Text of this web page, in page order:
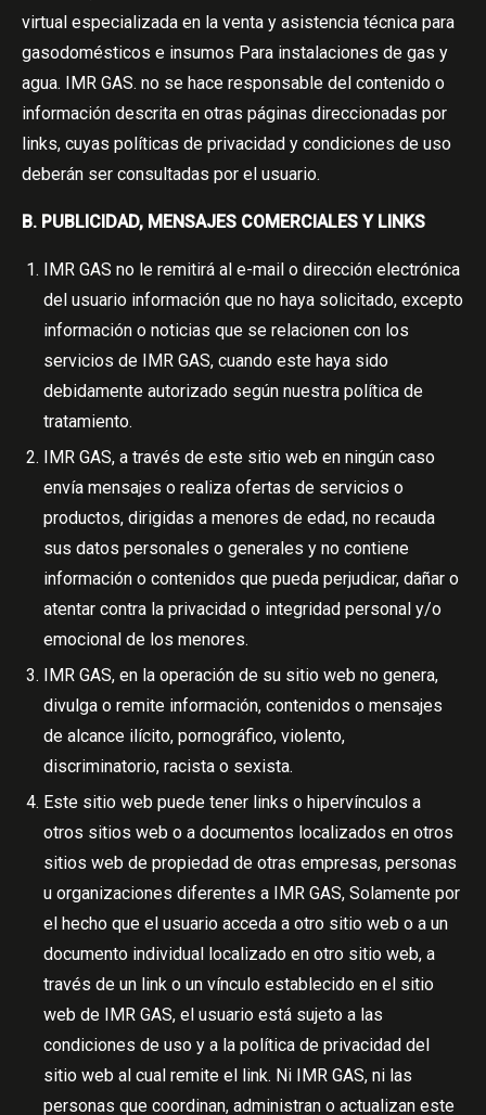
virtual especializada en la venta y asistencia técnica para
gasodomésticos e insumos Para instalaciones de gas y
agua. IMR GAS. no se hace responsable del contenido o
información descrita en otras páginas direccionadas por
links, cuyas políticas de privacidad y condiciones de uso
deberán ser consultadas por el usuario.
B. PUBLICIDAD, MENSAJES COMERCIALES Y LINKS
IMR GAS no le remitirá al e-mail o dirección electrónica
del usuario información que no haya solicitado, excepto
información o noticias que se relacionen con los
servicios de IMR GAS, cuando este haya sido
debidamente autorizado según nuestra política de
tratamiento.
IMR GAS, a través de este sitio web en ningún caso
envía mensajes o realiza ofertas de servicios o
productos, dirigidas a menores de edad, no recauda
sus datos personales o generales y no contiene
información o contenidos que pueda perjudicar, dañar o
atentar contra la privacidad o integridad personal y/o
emocional de los menores.
IMR GAS, en la operación de su sitio web no genera,
divulga o remite información, contenidos o mensajes
de alcance ilícito, pornográfico, violento,
discriminatorio, racista o sexista.
Este sitio web puede tener links o hipervínculos a
otros sitios web o a documentos localizados en otros
sitios web de propiedad de otras empresas, personas
u organizaciones diferentes a IMR GAS, Solamente por
el hecho que el usuario acceda a otro sitio web o a un
documento individual localizado en otro sitio web, a
través de un link o un vínculo establecido en el sitio
web de IMR GAS, el usuario está sujeto a las
condiciones de uso y a la política de privacidad del
sitio web al cual remite el link. Ni IMR GAS, ni las
personas que coordinan, administran o actualizan este